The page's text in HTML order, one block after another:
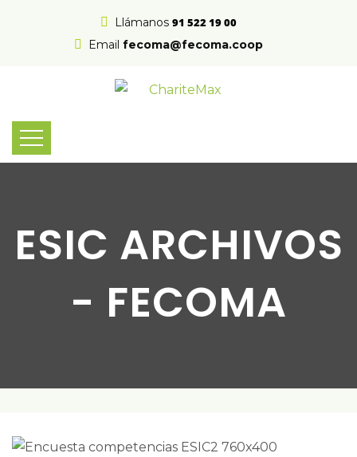
Llámanos 91 522 19 00
Email fecoma@fecoma.coop
ESIC ARCHIVOS
- FECOMA